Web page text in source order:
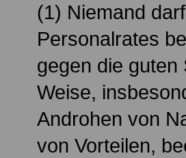
(1) Niemand
Personalrates
gegen die
Weise,
Androhen von
von Vorteilen,